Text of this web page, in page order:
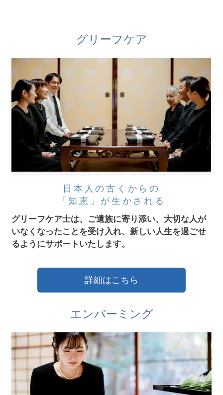
グリーフケア
日本人の古くからの
「知恵」が生かされる
グリーフケア士は、ご遺族に寄り添い、大切な人が
いなくなったことを受け入れ、新しい人生を過ごせ
るようにサポートいたします。
詳細はこちら
エンバーミング